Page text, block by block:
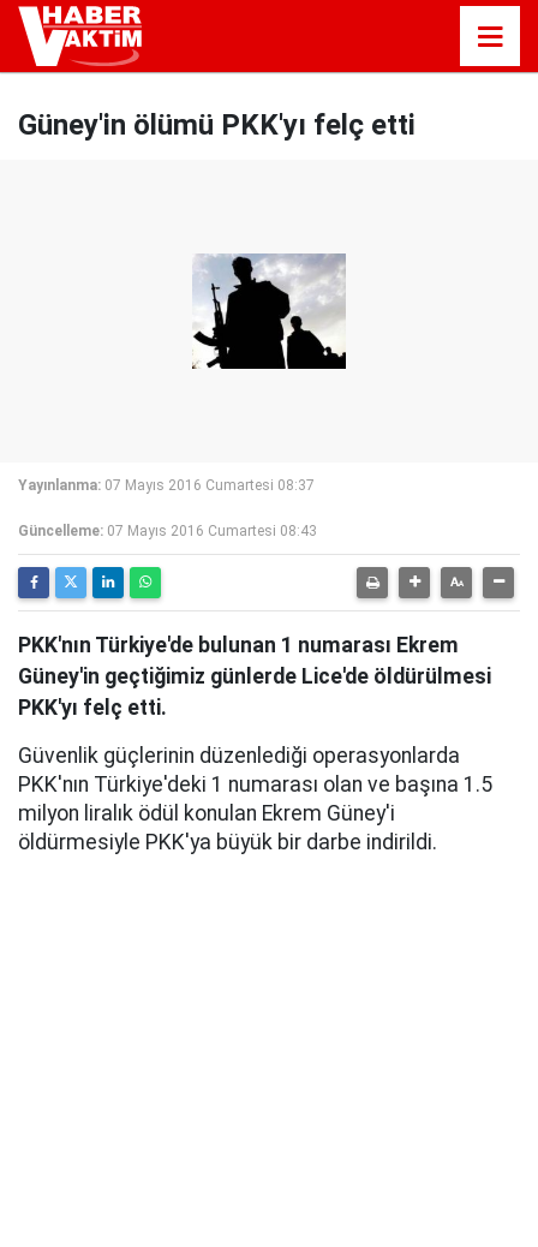
Güney'in ölümü PKK'yı felç etti
Yayınlanma: 07 Mayıs 2016 Cumartesi 08:37
Güncelleme: 07 Mayıs 2016 Cumartesi 08:43
PKK'nın Türkiye'de bulunan 1 numarası Ekrem
Güney'in geçtiğimiz günlerde Lice'de öldürülmesi
PKK'yı felç etti.
Güvenlik güçlerinin düzenlediği operasyonlarda
PKK'nın Türkiye'deki 1 numarası olan ve başına 1.5
milyon liralık ödül konulan Ekrem Güney'i
öldürmesiyle PKK'ya büyük bir darbe indirildi.